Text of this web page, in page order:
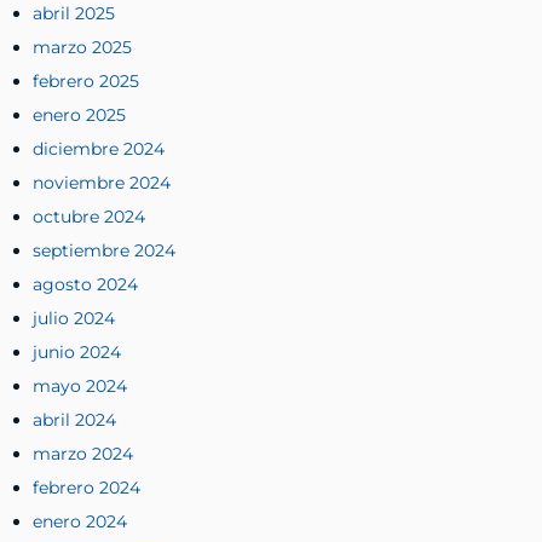
abril 2025
marzo 2025
febrero 2025
enero 2025
diciembre 2024
noviembre 2024
octubre 2024
septiembre 2024
agosto 2024
julio 2024
junio 2024
mayo 2024
abril 2024
marzo 2024
febrero 2024
enero 2024